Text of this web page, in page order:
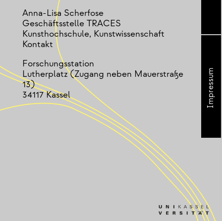
Anna-Lisa Scherfose
Geschäftsstelle TRACES
Kunsthochschule, Kunstwissenschaft
Kontakt
Forschungsstation
Lutherplatz (Zugang neben Mauerstraße
13)
34117 Kassel
Impressum